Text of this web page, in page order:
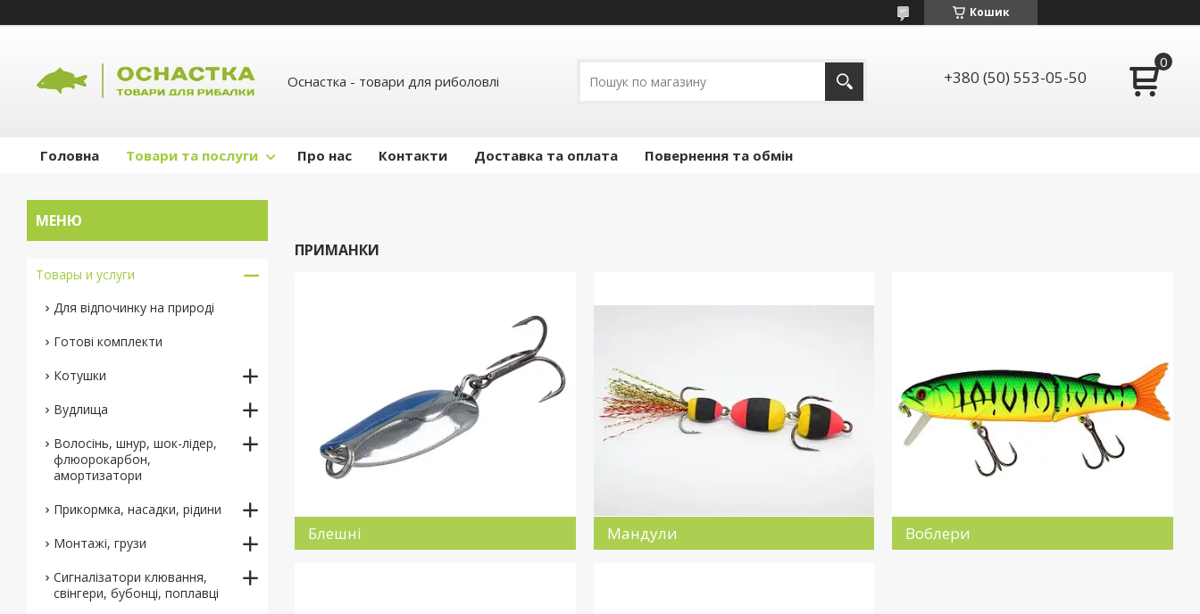
Кошик
Оснастка - товари для риболовлі +380 (50) 553-05-50
Головна Товари та послуги Про нас Контакти Доставка та оплата Повернення та обмін
ПРИМАНКИ
Блешні Мандули Воблери
Товары и услуги
Для відпочинку на природі
Готові комплекти
Котушки
Вудлища
Волосінь, шнур, шок-лідер,
флюорокарбон,
амортизатори
Прикормка, насадки, рідини
Монтажі, грузи
Сигналізатори клювання,
свінгери, бубонці, поплавці